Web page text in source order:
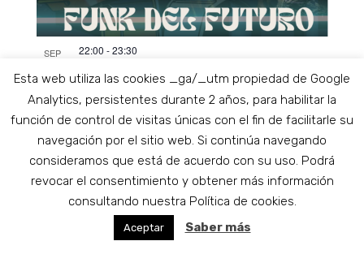
SEP 22:00 -23:30
Funkeria – Port of Spain
Eventos
anteriores Hoy Eventos
siguientes
Suscribirse al calendario
Esta web utiliza las cookies _ga/_utm propiedad de Google
Analytics, persistentes durante 2 años, para habilitar la
función de control de visitas únicas con el fin de facilitarle su
navegación por el sitio web. Si continúa navegando
consideramos que está de acuerdo con su uso. Podrá
revocar el consentimiento y obtener más información
consultando nuestra Política de cookies.
Aceptar Saber más